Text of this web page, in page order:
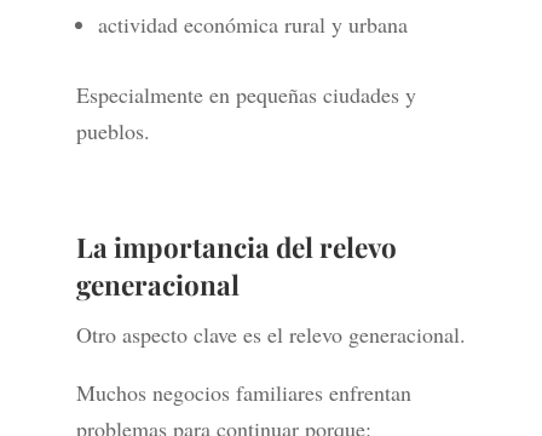
actividad económica rural y urbana
Especialmente en pequeñas ciudades y
pueblos.
La importancia del relevo
generacional
Otro aspecto clave es el relevo generacional.
Muchos negocios familiares enfrentan
problemas para continuar porque: